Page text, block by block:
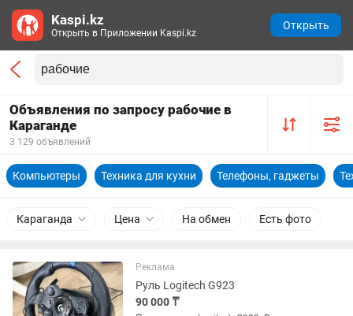
Объявления по запросу рабочие в
Караганде
3 129 объявлений
Компьютеры Техника для кухни Телефоны, гаджеты
Караганда Цена На обмен Есть фото
Реклама
Руль Logitech G923
90 000 ₸
Kaspi.kz
Открыть в Приложении Kaspi.kz
Открыть